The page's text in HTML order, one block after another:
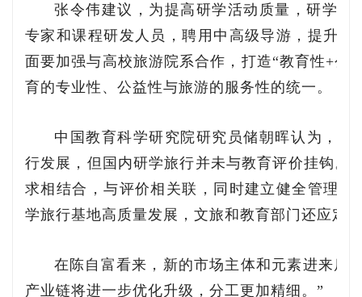
张令伟建议，为提高研学活动质量，研学主
专家和课程研发人员，聘用中高级导游，提升研
面要加强与高校旅游院系合作，打造“教育性+公
育的专业性、公益性与旅游的服务性的统一。
中国教育科学研究院研究员储朝晖认为，“
行发展，但国内研学旅行并未与教育评价挂钩。
求相结合，与评价相关联，同时建立健全管理模
学旅行基地高质量发展，文旅和教育部门还应定
在陈自富看来，新的市场主体和元素进来后
产业链将进一步优化升级，分工更加精细。”